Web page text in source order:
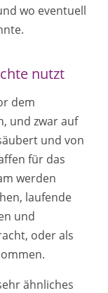
wo eventuell
nutzt
dem
und zwar auf
und von
für das
werden
laufende
und
oder als
ähnliches